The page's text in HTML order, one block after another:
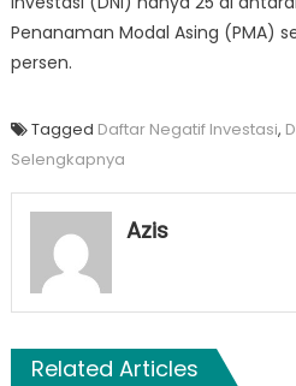
Penanaman Modal Asing (PMA)
persen.
Tagged Daftar Negatif Investasi,
Selengkapnya
Azis
Related Articles